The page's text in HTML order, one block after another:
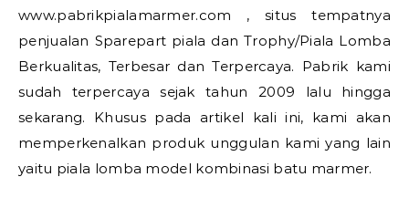
www.pabrikpialamarmer.com , situs tempatnya
penjualan Sparepart piala dan Trophy/Piala Lomba
Berkualitas, Terbesar dan Terpercaya. Pabrik kami
sudah terpercaya sejak tahun 2009 lalu hingga
sekarang. Khusus pada artikel kali ini, kami akan
memperkenalkan produk unggulan kami yang lain
yaitu piala lomba model kombinasi batu marmer.